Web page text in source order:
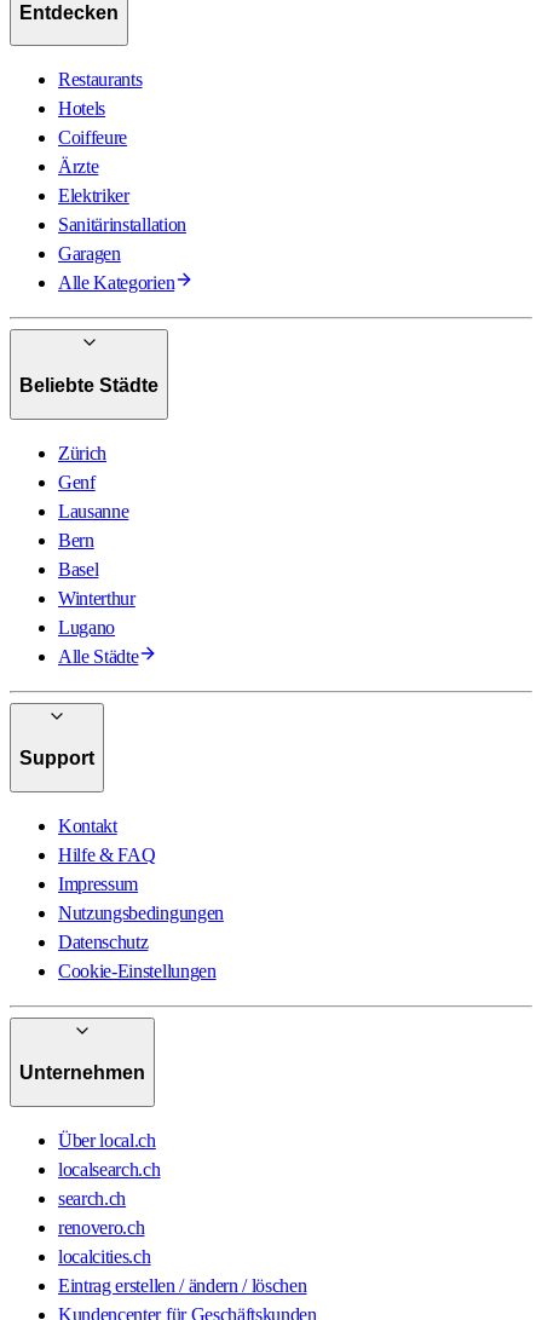
Entdecken
Restaurants
Hotels
Coiffeure
Ärzte
Elektriker
Sanitärinstallation
Garagen
Alle Kategorien
Beliebte Städte
Zürich
Genf
Lausanne
Bern
Basel
Winterthur
Lugano
Alle Städte
Support
Kontakt
Hilfe & FAQ
Impressum
Nutzungsbedingungen
Datenschutz
Cookie-Einstellungen
Unternehmen
Über local.ch
localsearch.ch
search.ch
renovero.ch
localcities.ch
Eintrag erstellen / ändern / löschen
Kundencenter für Geschäftskunden